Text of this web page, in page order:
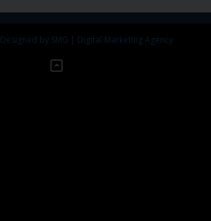
Designed by SMG | Digital Marketing Agency